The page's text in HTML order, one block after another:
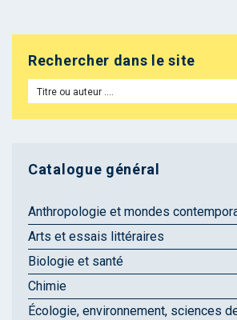
Rechercher dans le site
Catalogue général
Anthropologie et mondes
Arts et essais littéraires
Biologie et santé
Chimie
Écologie, environnement, sciences